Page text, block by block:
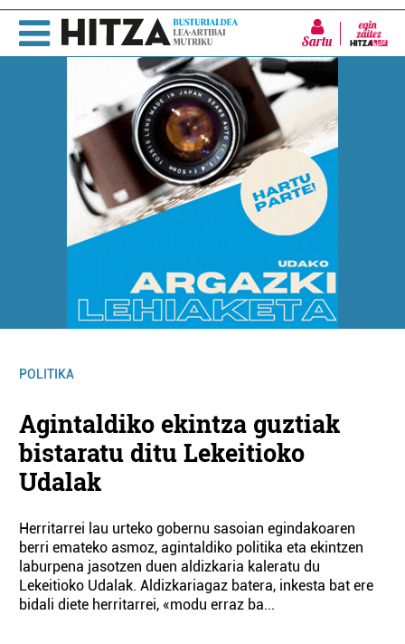
Sartu
POLITIKA
Agintaldiko ekintza guztiak
bistaratu ditu Lekeitioko
Udalak
Herritarrei lau urteko gobernu sasoian egindakoaren
berri emateko asmoz, agintaldiko politika eta ekintzen
laburpena jasotzen duen aldizkaria kaleratu du
Lekeitioko Udalak. Aldizkariagaz batera, inkesta bat ere
bidali diete herritarrei, «modu erraz ba...